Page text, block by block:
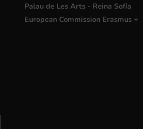
Palau de Les Arts - Reina Sofía
European Commission Erasmus +